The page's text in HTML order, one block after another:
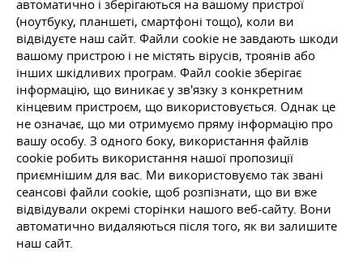
автоматично і зберігаються на вашому пристрої
(ноутбуку, планшеті, смартфоні тощо), коли ви
відвідуєте наш сайт. Файли cookie не завдають шкоди
вашому пристрою і не містять вірусів, троянів або
інших шкідливих програм. Файл cookie зберігає
інформацію, що виникає у зв'язку з конкретним
кінцевим пристроєм, що використовується. Однак це
не означає, що ми отримуємо пряму інформацію про
вашу особу. З одного боку, використання файлів
cookie робить використання нашої пропозиції
приємнішим для вас. Ми використовуємо так звані
сеансові файли cookie, щоб розпізнати, що ви вже
відвідували окремі сторінки нашого веб-сайту. Вони
автоматично видаляються після того, як ви залишите
наш сайт.